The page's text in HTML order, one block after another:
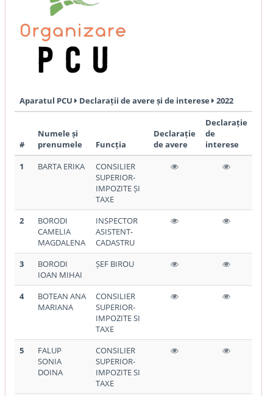
Aparatul PCU Declarații de avere și de interese 2022
#
Numele și
prenumele
Funcția
Declarație
de avere
Declarație
de
interese
1
BARTA ERIKA
CONSILIER
SUPERIOR-
IMPOZITE ȘI
TAXE
2
BORODI
CAMELIA
MAGDALENA
INSPECTOR
ASISTENT-
CADASTRU
3
BORODI
IOAN MIHAI
ȘEF BIROU
4
BOTEAN ANA
MARIANA
CONSILIER
SUPERIOR-
IMPOZITE SI
TAXE
5
FALUP
SONIA
DOINA
CONSILIER
SUPERIOR-
IMPOZITE SI
TAXE